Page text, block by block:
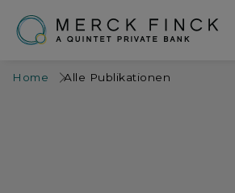
Home Alle Publikationen